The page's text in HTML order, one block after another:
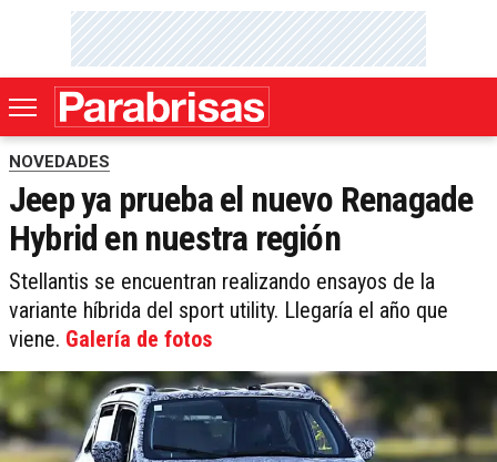
NOVEDADES
Jeep ya prueba el nuevo Renagade
Hybrid en nuestra región
Stellantis se encuentran realizando ensayos de la
variante híbrida del sport utility. Llegaría el año que
viene. Galería de fotos